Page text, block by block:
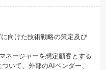
向けた技術戦略の策定及び
ネージャーを想定顧客とする
いて、外部のAIベンダー、